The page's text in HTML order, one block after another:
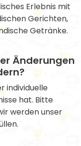
Erlebnis mit
Gerichten,
Getränke.
Änderungen
individuelle
hat. Bitte
werden unser